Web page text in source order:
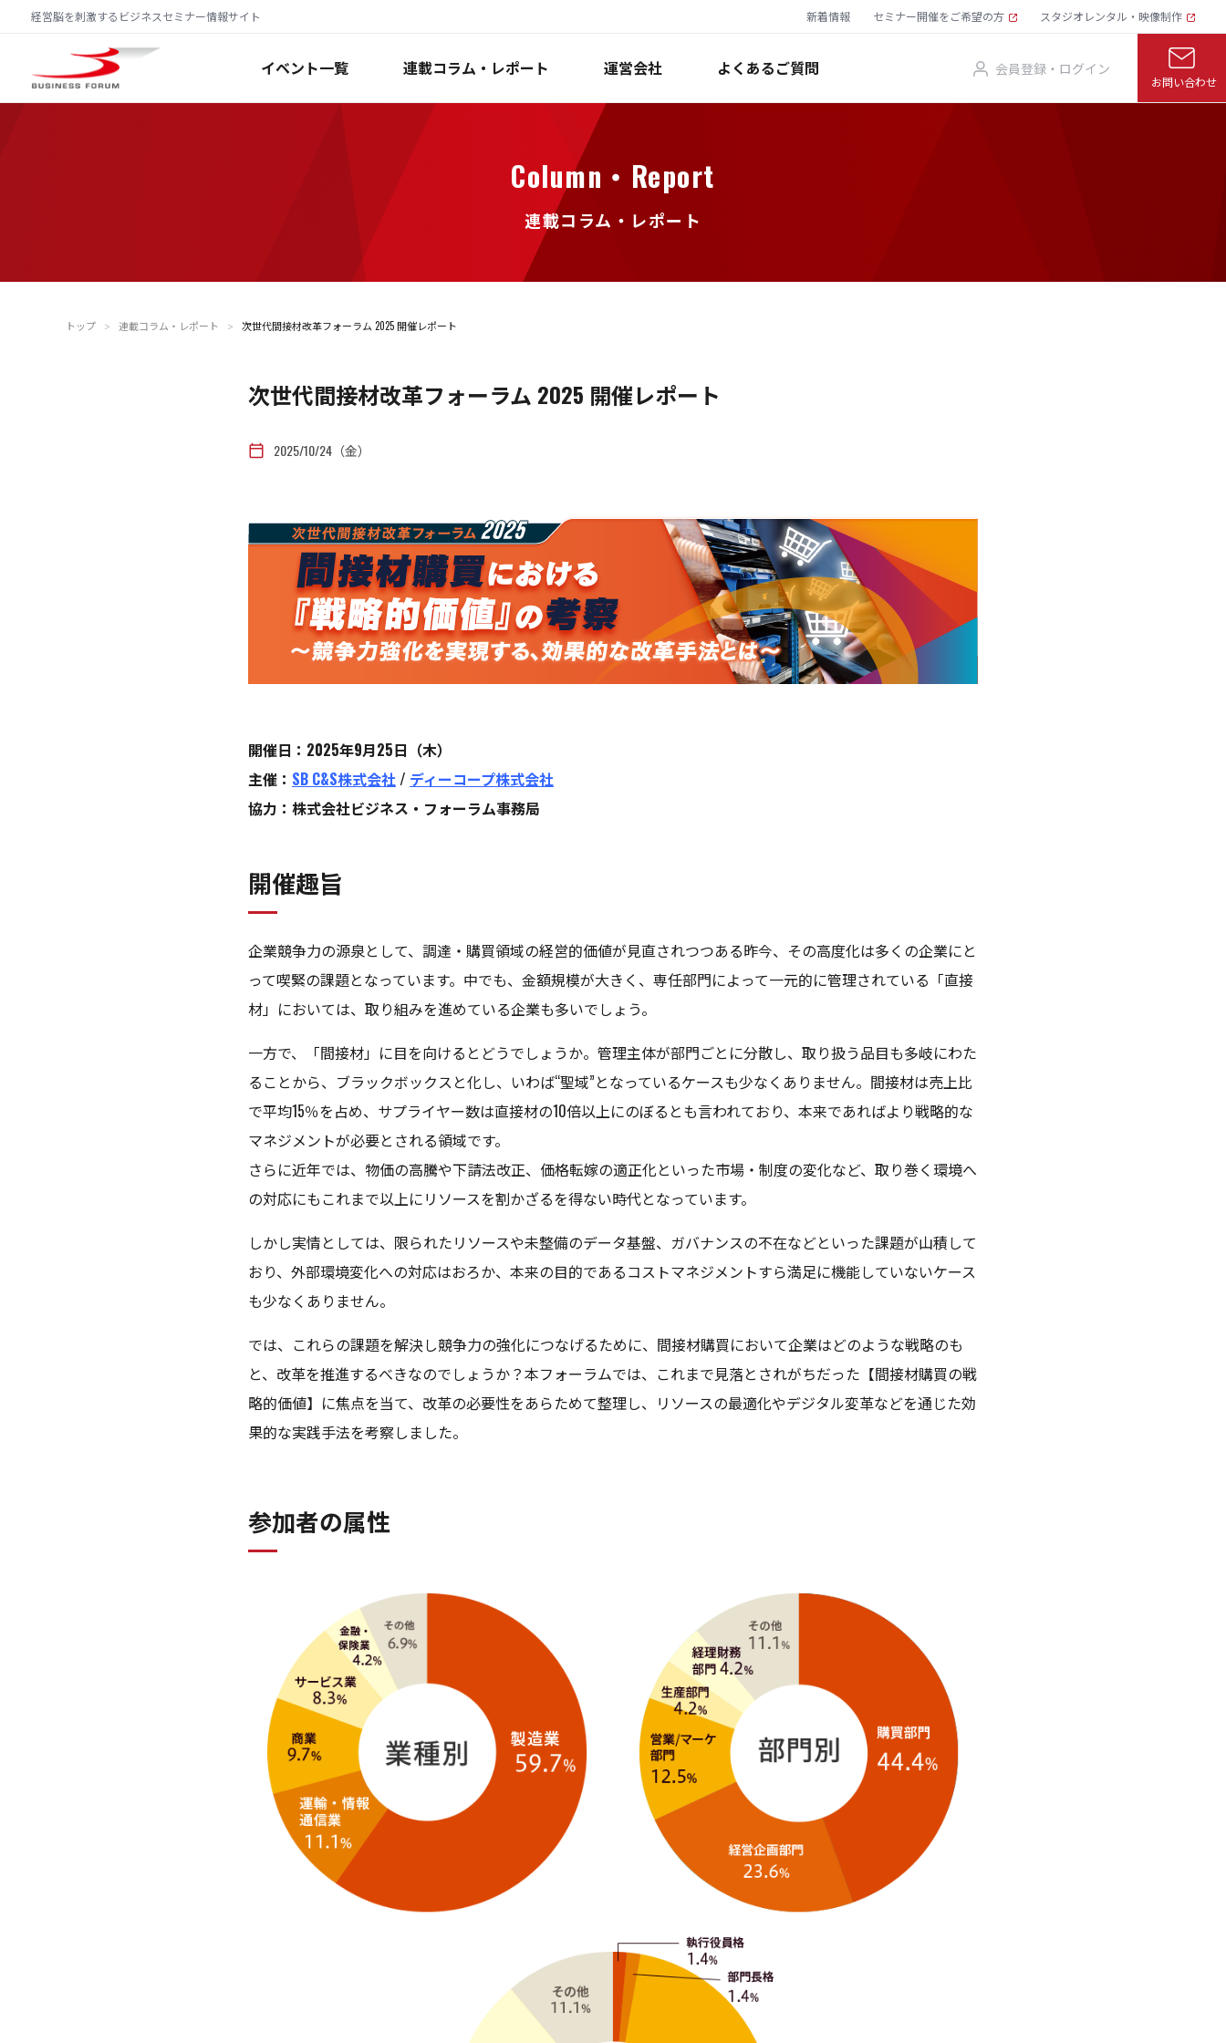
経営脳を刺激するビジネスセミナー情報サイト 新着情報 セミナー開催をご希望の方 スタジオレンタル・映像制作
イベント一覧 連載コラム・レポート 運営会社 よくあるご質問 会員登録・ログイン
お問い合わせ
Column・Report
連載コラム・レポート
トップ ＞ 連載コラム・レポート ＞ 次世代間接材改革フォーラム 2025 開催レポート
次世代間接材改革フォーラム 2025 開催レポート
calendar_today 2025/10/24（金）
開催日：2025年9月25日（木）
主催： SB C&S株式会社/ ディーコープ株式会社
協力：株式会社ビジネス・フォーラム事務局
開催趣旨
企業競争力の源泉として、調達・購買領域の経営的価値が見直されつつある昨今、その高度化は多くの企業にと
って喫緊の課題となっています。中でも、金額規模が大きく、専任部門によって一元的に管理されている「直接
材」においては、取り組みを進めている企業も多いでしょう。
一方で、「間接材」に目を向けるとどうでしょうか。管理主体が部門ごとに分散し、取り扱う品目も多岐にわた
ることから、ブラックボックスと化し、いわば“聖域”となっているケースも少なくありません。間接材は売上比
で平均15％を占め、サプライヤー数は直接材の10倍以上にのぼるとも言われており、本来であればより戦略的な
マネジメントが必要とされる領域です。
さらに近年では、物価の高騰や下請法改正、価格転嫁の適正化といった市場・制度の変化など、取り巻く環境へ
の対応にもこれまで以上にリソースを割かざるを得ない時代となっています。
しかし実情としては、限られたリソースや未整備のデータ基盤、ガバナンスの不在などといった課題が山積して
おり、外部環境変化への対応はおろか、本来の目的であるコストマネジメントすら満足に機能していないケース
も少なくありません。
では、これらの課題を解決し競争力の強化につなげるために、間接材購買において企業はどのような戦略のも
と、改革を推進するべきなのでしょうか？本フォーラムでは、これまで見落とされがちだった【間接材購買の戦
略的価値】に焦点を当て、改革の必要性をあらためて整理し、リソースの最適化やデジタル変革などを通じた効
果的な実践手法を考察しました。
参加者の属性